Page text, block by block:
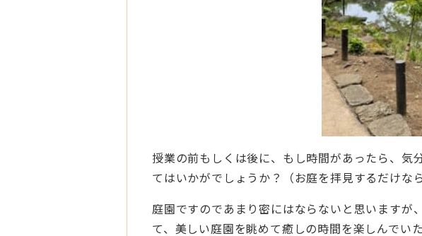
授業の前もしくは後に、もし時間があったら、気
てはいかがでしょうか？（お庭を拝見するだけな
庭園ですのであまり密にはならないと思いますが
て、美しい庭園を眺めて癒しの時間を楽しんでい